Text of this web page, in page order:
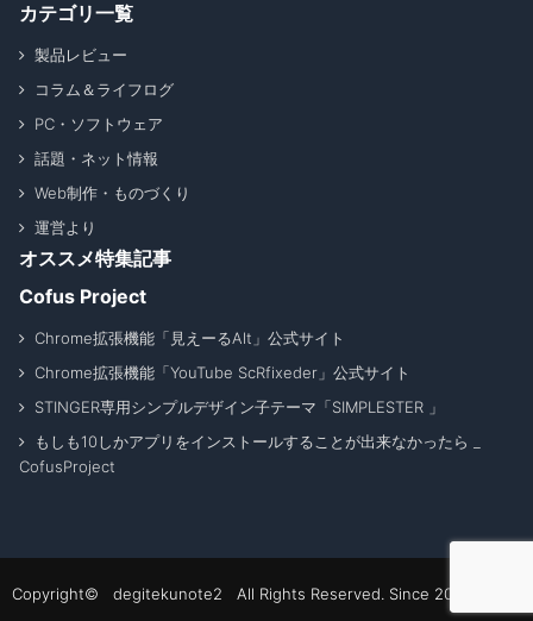
カテゴリ一覧
製品レビュー
コラム＆ライフログ
PC・ソフトウェア
話題・ネット情報
Web制作・ものづくり
運営より
オススメ特集記事
Cofus Project
Chrome拡張機能「見えーるAlt」公式サイト
Chrome拡張機能「YouTube ScRfixeder」公式サイト
STINGER専用シンプルデザイン子テーマ「SIMPLESTER 」
もしも10しかアプリをインストールすることが出来なかったら _
CofusProject
Copyright© degitekunote2 All Rights Reserved. Since 2011 - 2026